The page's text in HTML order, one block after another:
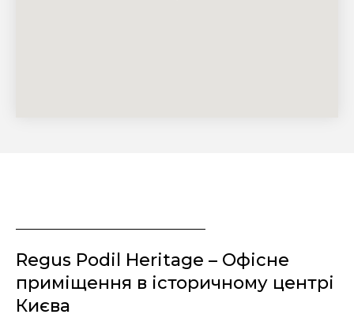
Regus Podil Heritage – Офісне
приміщення в історичному центрі
Києва